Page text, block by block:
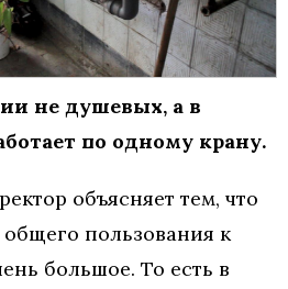
не душевых, а в
по одному крану.
объясняет тем, что
пользования к
большое. То есть в